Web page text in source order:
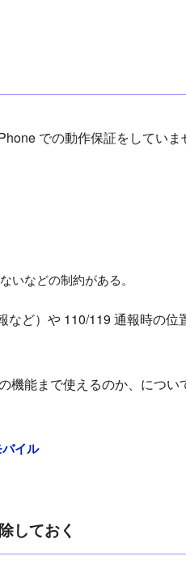
での動作保証をしてい
いなどの制約がある。
ど）や 110/119 通報時の位
機能まで使えるのか、につ
イル
しておく